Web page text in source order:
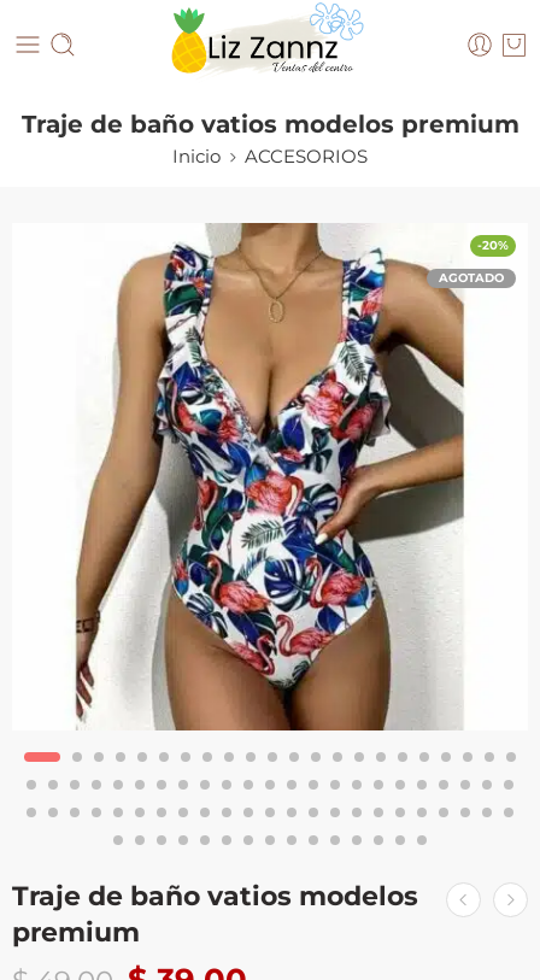
Traje de baño vatios modelos premium
Inicio ACCESORIOS
-20%
AGOTADO
Traje de baño vatios modelos
premium